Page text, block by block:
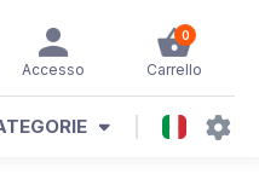
0
Carrello
Accesso